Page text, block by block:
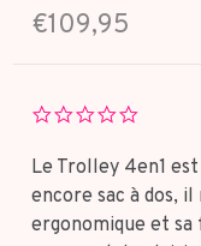
€109,95
0.0
rating
Le Trolley 4en1
encore sac à dos,
ergonomique et